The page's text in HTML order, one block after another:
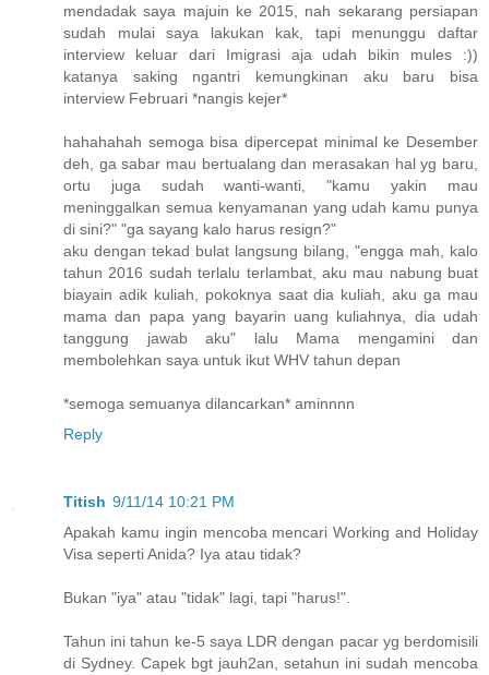
mendadak saya majuin ke 2015, nah sekarang persiapan
sudah mulai saya lakukan kak, tapi menunggu daftar
interview keluar dari Imigrasi aja udah bikin mules :))
katanya saking ngantri kemungkinan aku baru bisa
interview Februari *nangis kejer*
hahahahah semoga bisa dipercepat minimal ke Desember
deh, ga sabar mau bertualang dan merasakan hal yg baru,
ortu juga sudah wanti-wanti, "kamu yakin mau
meninggalkan semua kenyamanan yang udah kamu punya
di sini?" "ga sayang kalo harus resign?"
aku dengan tekad bulat langsung bilang, "engga mah, kalo
tahun 2016 sudah terlalu terlambat, aku mau nabung buat
biayain adik kuliah, pokoknya saat dia kuliah, aku ga mau
mama dan papa yang bayarin uang kuliahnya, dia udah
tanggung jawab aku" lalu Mama mengamini dan
membolehkan saya untuk ikut WHV tahun depan
*semoga semuanya dilancarkan* aminnnn
Reply
Titish 9/11/14 10:21 PM
Apakah kamu ingin mencoba mencari Working and Holiday
Visa seperti Anida? Iya atau tidak?
Bukan "iya" atau "tidak" lagi, tapi "harus!".
Tahun ini tahun ke-5 saya LDR dengan pacar yg berdomisili
di Sydney. Capek bgt jauh2an, setahun ini sudah mencoba